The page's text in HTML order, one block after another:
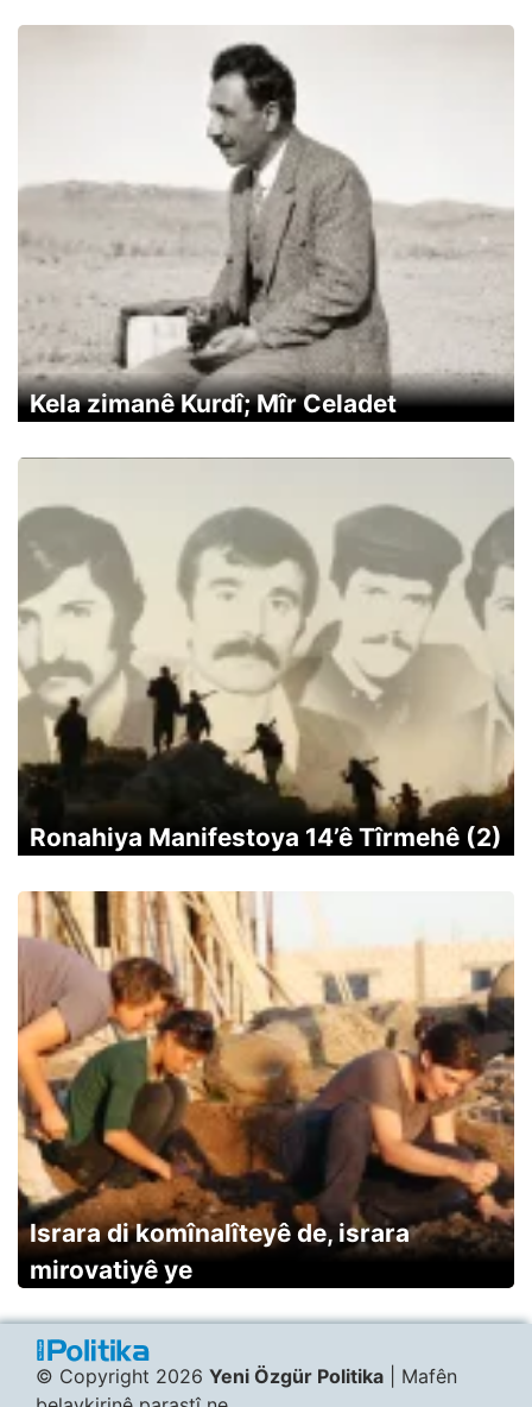
Kela zimanê Kurdî; Mîr Celadet
Ronahiya Manifestoya 14’ê Tîrmehê (2)
Israra di komînalîteyê de, israra
mirovatiyê ye
© Copyright 2026 Yeni Özgür Politika | Mafên